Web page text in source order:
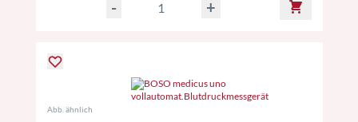
- +
Abb. ähnlich